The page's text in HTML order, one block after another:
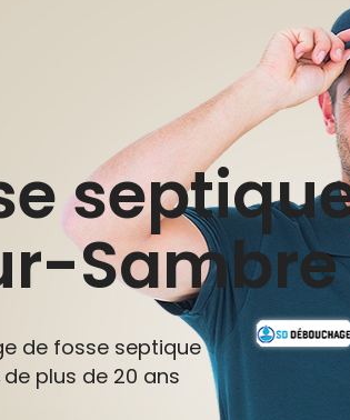
Sambre
de fosse septique
plus de 20 ans